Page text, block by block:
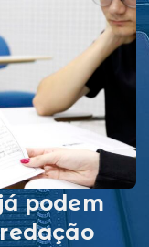
podem